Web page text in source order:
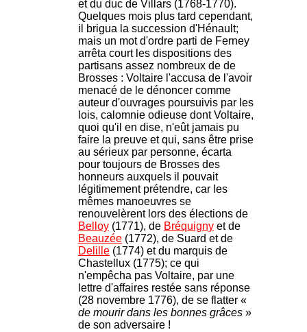
et du duc de Villars (1768-1770).
Quelques mois plus tard cependant,
il brigua la succession d'Hénault;
mais un mot d'ordre parti de Ferney
arrêta court les dispositions des
partisans assez nombreux de de
Brosses : Voltaire l'accusa de l'avoir
menacé de le dénoncer comme
auteur d'ouvrages poursuivis par les
lois, calomnie odieuse dont Voltaire,
quoi qu'il en dise, n'eût jamais pu
faire la preuve et qui, sans être prise
au sérieux par personne, écarta
pour toujours de Brosses des
honneurs auxquels il pouvait
légitimement prétendre, car les
mêmes manoeuvres se
renouvelèrent lors des élections de
Belloy (1771), de Bréquigny et de
Beauzée (1772), de Suard et de
Delille (1774) et du marquis de
Chastellux (1775); ce qui
n'empêcha pas Voltaire, par une
lettre d'affaires restée sans réponse
(28 novembre 1776), de se flatter «
de mourir dans les bonnes grâces »
de son adversaire !